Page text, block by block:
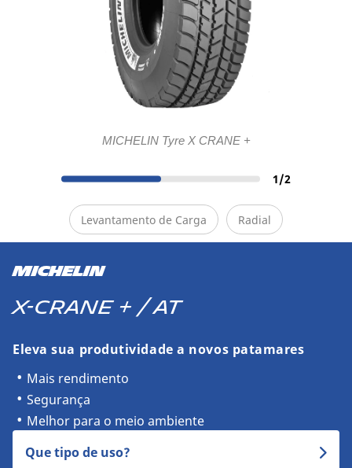
MICHELIN Tyre X CRANE +
1/2
Levantamento de Carga Radial
MICHELIN
X-CRANE + / AT
Eleva sua produtividade a novos patamares
Mais rendimento
Segurança
Melhor para o meio ambiente
Que tipo de uso?